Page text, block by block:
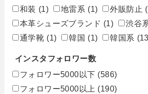
和装 (1) 地雷系 (1) 外販防止
本革シューズブランド (1) 渋谷
通学靴 (1) 韓国 (1) 韓国系
インスタフォロワー数
フォロワー5000以下 (586)
フォロワー5000以上 (190)